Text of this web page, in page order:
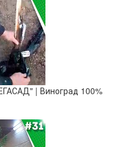
| Виноград 100%